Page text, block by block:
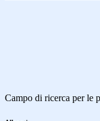
Campo di ricerca per le